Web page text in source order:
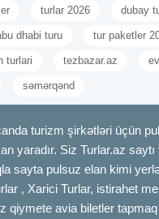
turlar 2026 dubay
dhabi turu tur paketler
turlari tezbazar.az
səmərqənd
turizm şirkətləri üçün
yaradır. Siz Turlar.az
sayta pulsuz elan kimi
, Xarici Turlar, istirahet
qiymete avia biletler